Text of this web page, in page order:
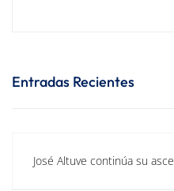
Entradas Recientes
José Altuve continúa su